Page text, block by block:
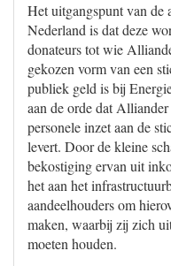
Het uitgangspunt van de
Nederland is dat deze
donateurs tot wie
gekozen vorm van een
publiek geld is bij
aan de orde dat
personele inzet aan de
levert. Door de kleine
bekostiging ervan uit
het aan het
aandeelhouders om
maken, waarbij zij zich
moeten houden.